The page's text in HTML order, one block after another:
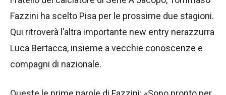
Fazzini ha scelto Pisa per le prossime due stagioni.
Qui ritroverà l’altra importante new entry nerazzurra
Luca Bertacca, insieme a vecchie conoscenze e
compagni di nazionale.